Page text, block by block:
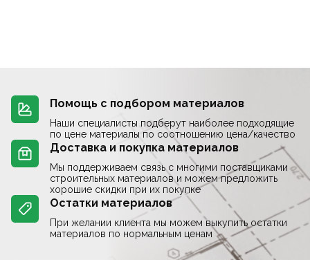
Помощь с подбором материалов
Наши специалисты подберут наиболее подходящие
по цене материалы по соотношению цена/качество
Доставка и покупка материалов
Мы поддерживаем связь с многими поставщиками
строительных материалов и можем предложить
хорошие скидки при их покупке
Остатки материалов
При желании клиента мы можем выкупить остатки
материалов по нормальным ценам